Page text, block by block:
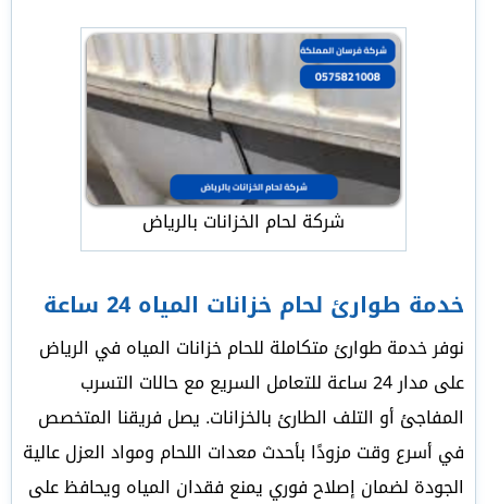
شركة لحام الخزانات بالرياض
خدمة طوارئ لحام خزانات المياه 24 ساعة
نوفر خدمة طوارئ متكاملة للحام خزانات المياه في الرياض
على مدار 24 ساعة للتعامل السريع مع حالات التسرب
المفاجئ أو التلف الطارئ بالخزانات. يصل فريقنا المتخصص
في أسرع وقت مزودًا بأحدث معدات اللحام ومواد العزل عالية
الجودة لضمان إصلاح فوري يمنع فقدان المياه ويحافظ على